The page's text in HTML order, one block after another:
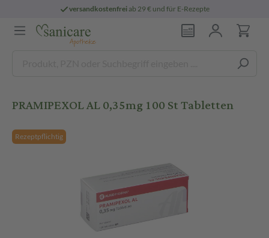
versandkostenfreiab 29 € und für E-Rezepte
PRAMIPEXOL AL 0,35mg 100 St Tabletten
Rezeptpflichtig